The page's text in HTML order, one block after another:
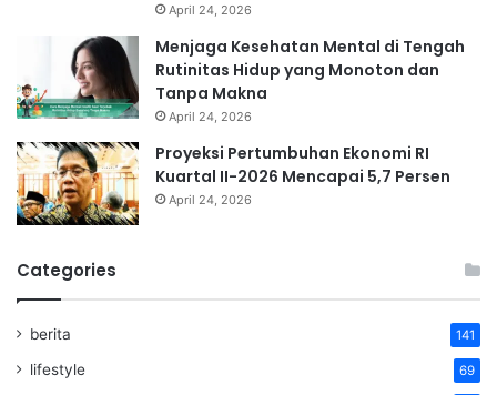
April 24, 2026
Menjaga Kesehatan Mental di Tengah
Rutinitas Hidup yang Monoton dan
Tanpa Makna
April 24, 2026
Proyeksi Pertumbuhan Ekonomi RI
Kuartal II-2026 Mencapai 5,7 Persen
April 24, 2026
Categories
berita 141
lifestyle 69